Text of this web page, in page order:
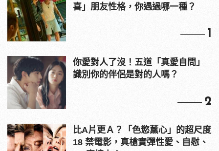
喜」朋友性格，你遇過哪一種？
1
你愛對人了沒！五道「真愛自問」
識別你的伴侶是對的人嗎？
2
比A片更Ａ？「色慾薰心」的超尺度
18 禁電影，真槍實彈性愛、自慰、